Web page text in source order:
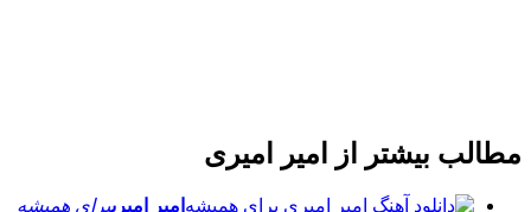
مطالب بیشتر از امیر امیری
امیر امیریبرای همیشه